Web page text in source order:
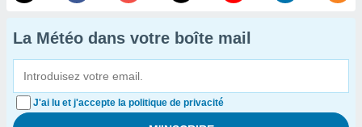
La Météo dans votre boîte mail
J'ai lu et j'accepte la politique de privacité